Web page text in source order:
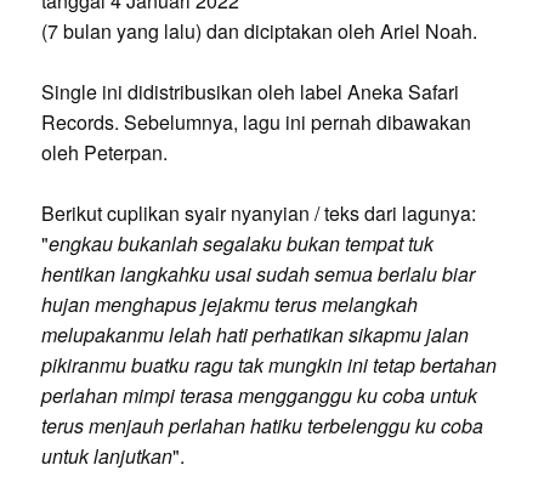
(7 bulan yang lalu) dan diciptakan oleh Ariel Noah.
Single ini didistribusikan oleh label Aneka Safari
Records. Sebelumnya, lagu ini pernah dibawakan
oleh Peterpan.
Berikut cuplikan syair nyanyian / teks dari lagunya:
"engkau bukanlah segalaku bukan tempat tuk
hentikan langkahku usai sudah semua berlalu biar
hujan menghapus jejakmu terus melangkah
melupakanmu lelah hati perhatikan sikapmu jalan
pikiranmu buatku ragu tak mungkin ini tetap bertahan
perlahan mimpi terasa mengganggu ku coba untuk
terus menjauh perlahan hatiku terbelenggu ku coba
untuk lanjutkan".